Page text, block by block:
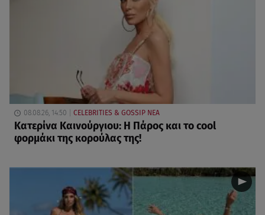
08.08.26, 14:50 CELEBRITIES & GOSSIP ΝΕΑ
Κατερίνα Καινούργιου: Η Πάρος και το cool
φορμάκι της κορούλας της!